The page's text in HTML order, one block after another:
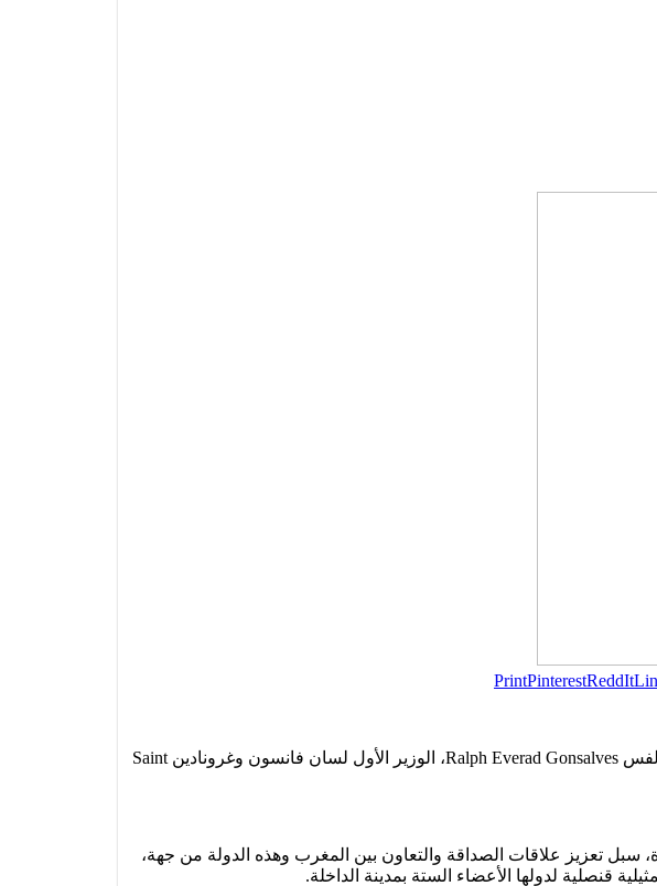
PrintPinterestReddIt
استقبل رئيس الحكومة عزيز أخنوش، صباح يوم الخميس 20 يوليوز 2023 بالرباط، رالف إيفيراد كونسالفس Ralph Everad Gonsalves، الوزير الأول لسان فانسون وغرونادين Saint
سبل تعزيز علاقات الصداقة والتعاون بين المغرب وهذه الدولة من جهة،